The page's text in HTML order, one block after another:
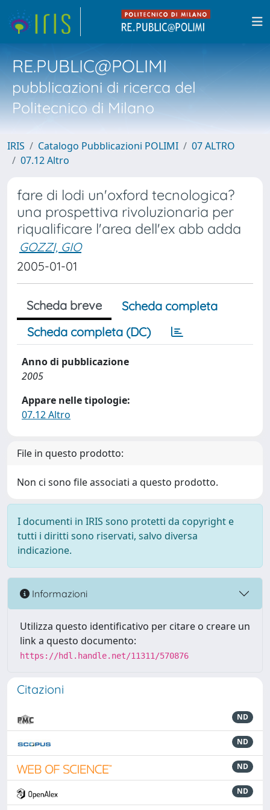
RE.PUBLIC@POLIMI
pubblicazioni di ricerca del
Politecnico di Milano
IRIS Catalogo Pubblicazioni POLIMI
07 ALTRO
07.12 Altro
fare di lodi un'oxford tecnologica?
una prospettiva rivoluzionaria per
riqualificare l'area dell'ex abb adda
GOZZI, GIO
2005-01-01
Scheda breve
Scheda completa
Scheda completa (DC)
Anno di pubblicazione
2005
Appare nelle tipologie:
07.12 Altro
File in questo prodotto:
Non ci sono file associati a questo prodotto.
I documenti in IRIS sono protetti da copyright e
tutti i diritti sono riservati, salvo diversa
indicazione.
Informazioni
Utilizza questo identificativo per citare o creare un
link a questo documento:
https://hdl.handle.net/11311/570876
Citazioni
ND
ND
ND
ND